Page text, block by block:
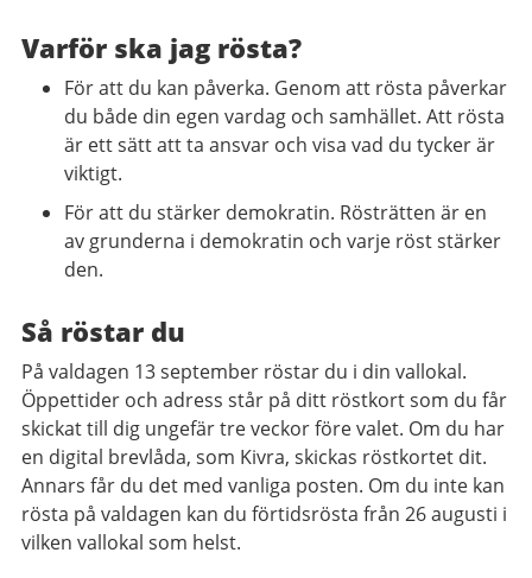
Varför ska jag rösta?
För att du kan påverka. Genom att rösta påverkar
du både din egen vardag och samhället. Att rösta
är ett sätt att ta ansvar och visa vad du tycker är
viktigt.
För att du stärker demokratin. Rösträtten är en
av grunderna i demokratin och varje röst stärker
den.
Så röstar du
På valdagen 13 september röstar du i din vallokal.
Öppettider och adress står på ditt röstkort som du får
skickat till dig ungefär tre veckor före valet. Om du har
en digital brevlåda, som Kivra, skickas röstkortet dit.
Annars får du det med vanliga posten. Om du inte kan
rösta på valdagen kan du förtidsrösta från 26 augusti i
vilken vallokal som helst.